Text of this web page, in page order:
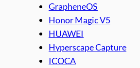
GrapheneOS
Honor Magic V5
HUAWEI
Hyperscape Capture
ICOCA